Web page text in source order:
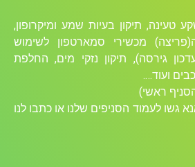
טעינה, תיקון בעיות שמע ומיקרופון,
מכשירי סמארטפון לשימוש
גירסה), תיקון נזקי מים, החלפת
ראשי)
גשו לעמוד הסניפים שלנו או כתבו לנו